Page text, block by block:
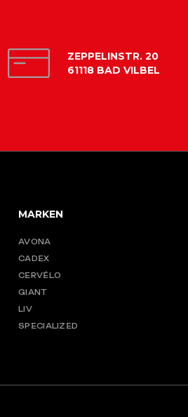
ZEPPELINSTR. 20
61118 BAD VILBEL
MARKEN
AVONA
CADEX
CERVÉLO
GIANT
LIV
SPECIALIZED